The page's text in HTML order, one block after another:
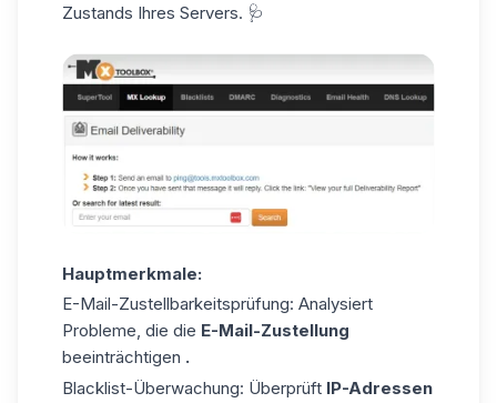
Zustands Ihres Servers. 🩺
Hauptmerkmale:
E-Mail-Zustellbarkeitsprüfung: Analysiert
Probleme, die die E-Mail-Zustellung
beeinträchtigen .
Blacklist-Überwachung: Überprüft IP-Adressen